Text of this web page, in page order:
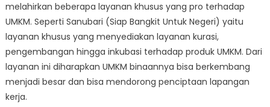
melahirkan beberapa layanan khusus yang pro terhadap
UMKM. Seperti Sanubari (Siap Bangkit Untuk Negeri) yaitu
layanan khusus yang menyediakan layanan kurasi,
pengembangan hingga inkubasi terhadap produk UMKM. Dari
layanan ini diharapkan UMKM binaannya bisa berkembang
menjadi besar dan bisa mendorong penciptaan lapangan
kerja.